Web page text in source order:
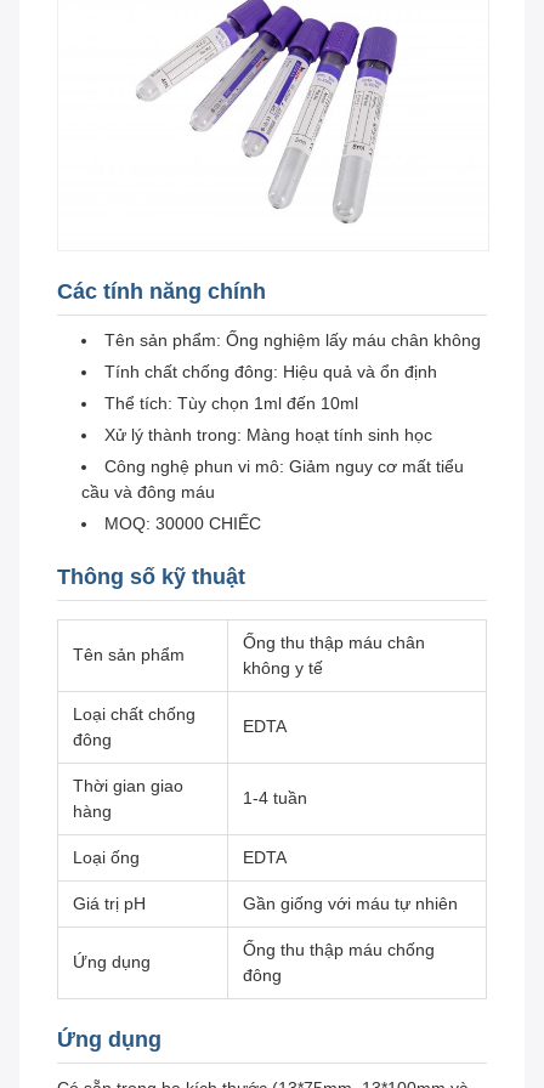
Các tính năng chính
Tên sản phẩm: Ống nghiệm lấy máu chân không
Tính chất chống đông: Hiệu quả và ổn định
Thể tích: Tùy chọn 1ml đến 10ml
Xử lý thành trong: Màng hoạt tính sinh học
Công nghệ phun vi mô: Giảm nguy cơ mất tiểu
cầu và đông máu
MOQ: 30000 CHIẾC
Thông số kỹ thuật
Tên sản phẩm
Ống thu thập máu chân
không y tế
Loại chất chống
đông
EDTA
Thời gian giao
hàng
1-4 tuần
Loại ống EDTA
Giá trị pH Gần giống với máu tự nhiên
Ứng dụng
Ống thu thập máu chống
đông
Ứng dụng